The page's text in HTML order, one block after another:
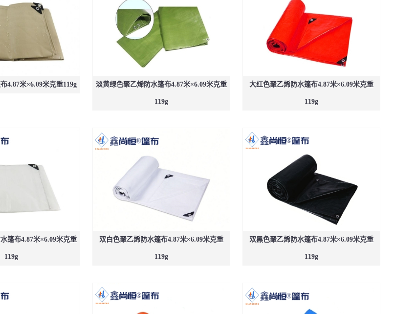
4.87米×6.09米克重119g 淡黄绿色聚乙烯防水篷布4.87米×6.09米克重
119g
大红色聚乙烯防水篷布4.87米×6.09米克重
119g
篷布4.87米×6.09米克重
119g
双白色聚乙烯防水篷布4.87米×6.09米克重
119g
双黑色聚乙烯防水篷布4.87米×6.09米克重
119g